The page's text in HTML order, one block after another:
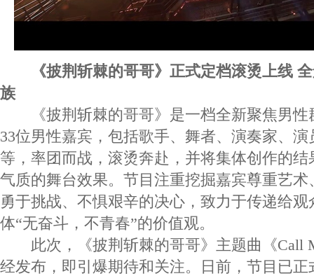
《披荆斩棘的哥哥》正式定档滚烫上线
族
《披荆斩棘的哥哥》是一档全新聚焦男性
33位男性嘉宾，包括歌手、舞者、演奏家、
等，率团而战，滚烫奔赴，并将集体创作的
气质的舞台效果。节目注重挖掘嘉宾尊重艺
勇于挑战、不惧艰辛的决心，致力于传递给
体“无奋斗，不青春”的价值观。
此次，《披荆斩棘的哥哥》主题曲《Call
经发布，即引爆期待和关注。日前，节目已